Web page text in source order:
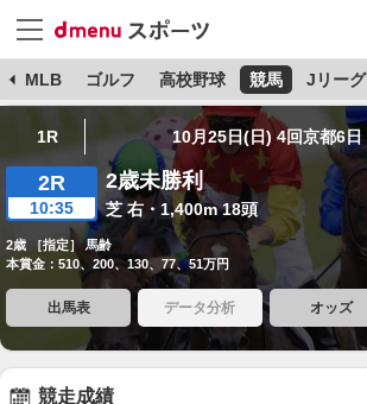
MLB ゴルフ 高校野球 競馬 Jリーグ
1R 10月25日(日) 4回京都6日
2R
10:35
2歳未勝利
芝 右・1,400m 18頭
2歳 ［指定］ 馬齢
本賞金：510、200、130、77、51万円
出馬表 データ分析 オッズ
競走成績